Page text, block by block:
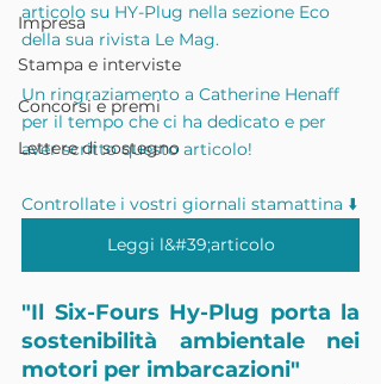
Impresa
Stampa e interviste
Concorsi e premi
Lettere di sostegno
articolo su HY-Plug nella sezione Eco
della sua rivista Le Mag.
Un ringraziamento a Catherine Henaff
per il tempo che ci ha dedicato e per
aver scritto questo articolo!
Controllate i vostri giornali stamattina ⬇️
Leggi l&#39;articolo
"Il Six-Fours Hy-Plug porta la
sostenibilità ambientale nei
motori per imbarcazioni"